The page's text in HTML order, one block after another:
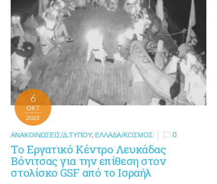
6
ΟΚΤ
2025
ΑΝΑΚΟΙΝΏΣΕΙΣ/Δ.ΤΎΠΟΥ, ΕΛΛΆΔΑ/ΚΌΣΜΟΣ 0
Το Εργατικό Κέντρο Λευκάδας
Βόνιτσας για την επίθεση στον
στολίσκο GSF από το Ισραήλ